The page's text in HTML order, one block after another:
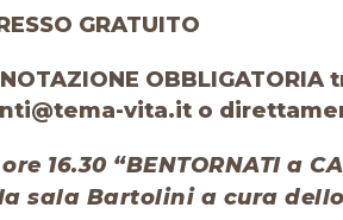
GRATUITO
vita.it o
16.30 “BENTORNATI a
sala Bartolini a cura